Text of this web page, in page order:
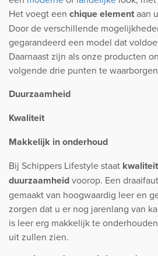
Het voegt een chique elementaan
Door de verschillende
gegarandeerd een model dat
Daarnaast zijn als onze producten
volgende drie punten te
Duurzaamheid
Kwaliteit
Makkelijk in onderhoud
Bij Schippers Lifestyle staat
duurzaamheidvoorop. Een
gemaakt van hoogwaardig leer en
zorgen dat u er nog jarenlang van
is leer erg makkelijk te
uit zullen zien.